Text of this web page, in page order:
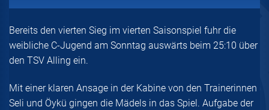
Bereits den vierten Sieg im vierten Saisonspiel fuhr die
weibliche C-Jugend am Sonntag auswärts beim 25:10 über
den TSV Alling ein.
Mit einer klaren Ansage in der Kabine von den Trainerinnen
Seli und Öykü gingen die Mädels in das Spiel. Aufgabe der